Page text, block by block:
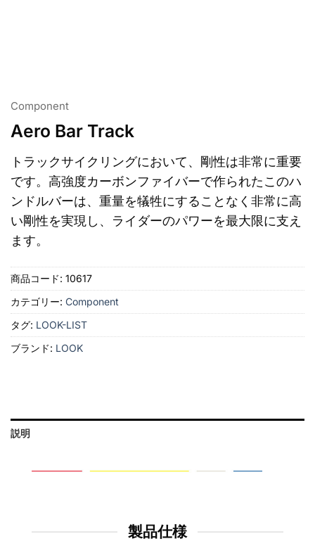
Component
Aero Bar Track
トラックサイクリングにおいて、剛性は非常に重要
です。高強度カーボンファイバーで作られたこのハ
ンドルバーは、重量を犠牲にすることなく非常に高
い剛性を実現し、ライダーのパワーを最大限に支え
ます。
商品コード: 10617
カテゴリー: Component
タグ: LOOK-LIST
ブランド: LOOK
説明
製品仕様